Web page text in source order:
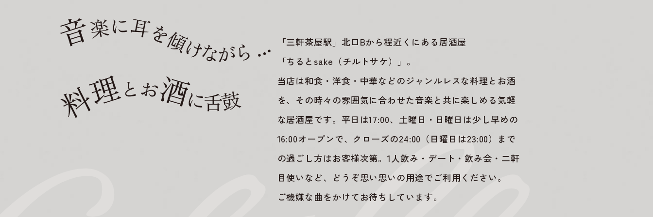
「三軒茶屋駅」北口Bから程近くにある居酒屋
「ちるとsake（チルトサケ）」。
当店は和食・洋食・中華などのジャンルレスな料理とお酒
を、その時々の雰囲気に合わせた音楽と共に楽しめる気軽
な居酒屋です。平日は17:00、土曜日・日曜日は少し早めの
16:00オープンで、クローズの24:00（日曜日は23:00）まで
の過ごし方はお客様次第。1人飲み・デート・飲み会・二軒
目使いなど、どうぞ思い思いの用途でご利用ください。
ご機嫌な曲をかけてお待ちしています。